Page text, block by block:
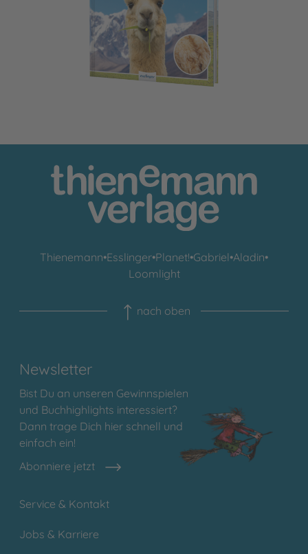
Meine große Tierbibliothek: Das Alpaka
Thienemann•Esslinger•Planet!•Gabriel•Aladin•
Loomlight
nach oben
Newsletter
Bist Du an unseren Gewinnspielen
und Buchhighlights interessiert?
Dann trage Dich hier schnell und
einfach ein!
Abonniere jetzt
Service & Kontakt
Jobs & Karriere